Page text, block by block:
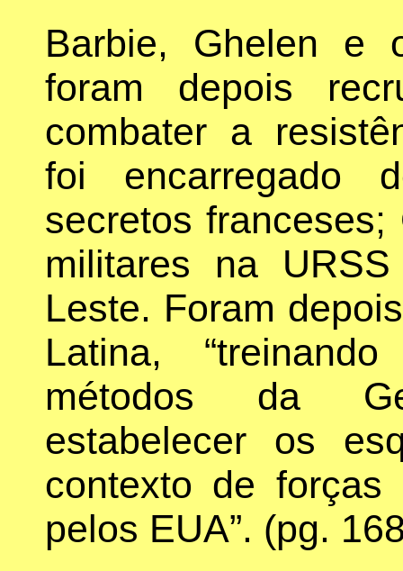
Barbie, Ghelen e
foram depois
combater a
foi encarregado
secretos
militares na
Leste. Foram
Latina,
métodos da
estabelecer os
contexto de forças
pelos EUA”. (pg.